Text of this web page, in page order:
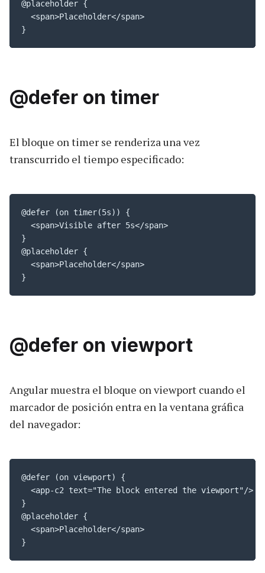
@placeholder {
  <span>Placeholder</span>
}
@defer on timer
El bloque on timer se renderiza una vez
transcurrido el tiempo especificado:
@defer (on timer(5s)) {
  <span>Visible after 5s</span>
}
@placeholder {
  <span>Placeholder</span>
}
@defer on viewport
Angular muestra el bloque on viewport cuando el
marcador de posición entra en la ventana gráfica
del navegador:
@defer (on viewport) {
  <app-c2 text="The block entered the viewport"/>
}
@placeholder {
  <span>Placeholder</span>
}